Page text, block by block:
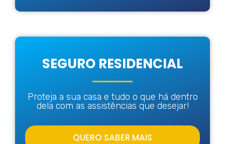
SEGURO RESIDENCIAL
Proteja a sua casa e tudo o que há dentro
dela com as assistências que desejar!
QUERO SABER MAIS